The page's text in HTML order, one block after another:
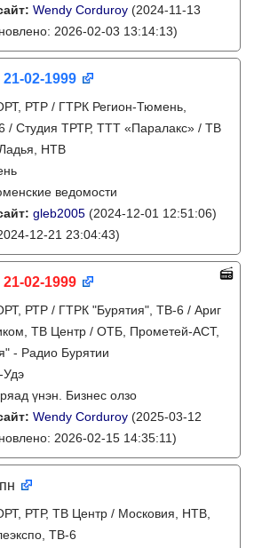
Wendy Corduroy (2024-11-13
2026-02-03 13:14:13)
21-02-1999
РТР / ГТРК Регион-Тюмень,
/ Студия ТРТР, ТТТ «Паралакс» / ТВ
НТВ
ведомости
gleb2005 (2024-12-01 12:51:06)
12-21 23:04:43)
21-02-1999
РТР / ГТРК "Бурятия", ТВ-6 / Ариг
ТВ Центр / ОТБ, Прометей-АСТ,
- Радио Бурятии
Удэ
үнэн. Бизнес олзо
Wendy Corduroy (2025-03-12
2026-02-15 14:35:11)
РТР, ТВ Центр / Московия, НТВ,
ТВ-6